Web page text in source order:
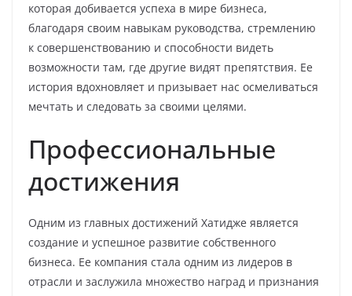
которая добивается успеха в мире бизнеса,
благодаря своим навыкам руководства, стремлению
к совершенствованию и способности видеть
возможности там, где другие видят препятствия. Ее
история вдохновляет и призывает нас осмеливаться
мечтать и следовать за своими целями.
Профессиональные
достижения
Одним из главных достижений Хатидже является
создание и успешное развитие собственного
бизнеса. Ее компания стала одним из лидеров в
отрасли и заслужила множество наград и признания